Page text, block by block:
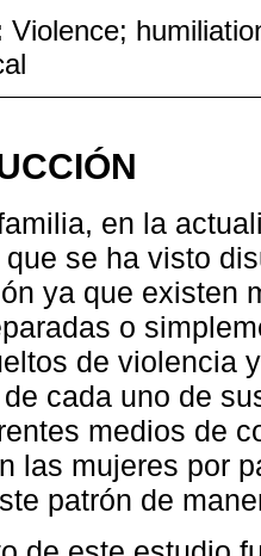
Violence;
en la
se ha visto
ya que existen
o
de violencia
cada uno de
medios de
las mujeres por
patrón de